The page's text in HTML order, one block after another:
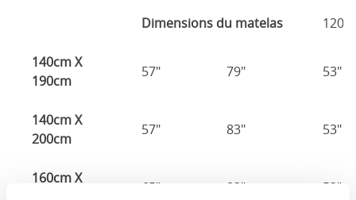
Dimensions du matelas
140cm X
190cm
57" 79" 53"
140cm X
200cm
57" 83" 53"
160cm X
65" 83" 53"